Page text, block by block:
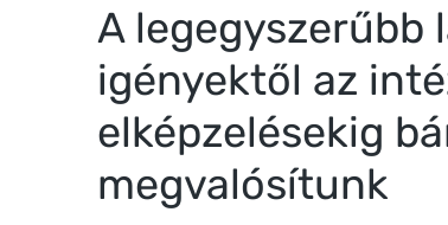
A legegyszerűbb
igényektől az
elképzelésekig
megvalósítunk